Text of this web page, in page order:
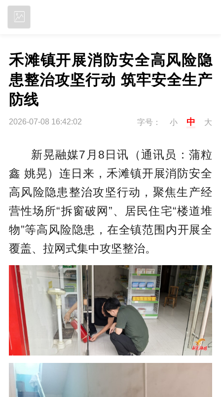
禾滩镇开展消防安全高风险隐
患整治攻坚行动 筑牢安全生产
防线
2026-07-08 16:42:02 字号： 小 中 大
新晃融媒7月8日讯（通讯员：蒲粒
鑫 姚晃）连日来，禾滩镇开展消防安全
高风险隐患整治攻坚行动，聚焦生产经
营性场所“拆窗破网”、居民住宅“楼道堆
物”等高风险隐患，在全镇范围内开展全
覆盖、拉网式集中攻坚整治。